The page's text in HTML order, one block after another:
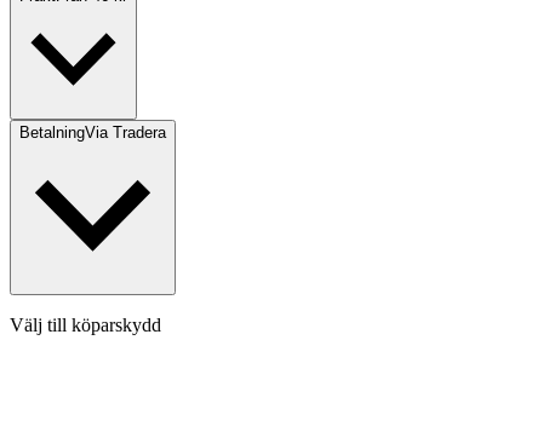
BetalningVia Tradera
Välj till köparskydd